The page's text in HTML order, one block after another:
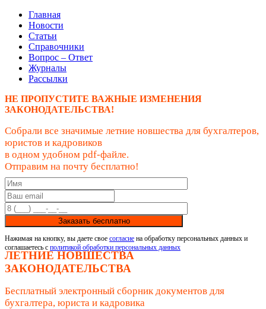
Главная
Новости
Статьи
Справочники
Вопрос – Ответ
Журналы
Рассылки
НЕ ПРОПУСТИТЕ ВАЖНЫЕ ИЗМЕНЕНИЯ
ЗАКОНОДАТЕЛЬСТВА!
Собрали все значимые летние новшества для бухгалтеров,
юристов и кадровиков
в одном удобном pdf-файле.
Отправим на почту бесплатно!
Заказать бесплатно
Нажимая на кнопку, вы даете свое согласие на обработку персональных данных и
соглашаетесь с политикой обработки персональных данных
ЛЕТНИЕ НОВШЕСТВА
ЗАКОНОДАТЕЛЬСТВА
Бесплатный электронный сборник документов для
бухгалтера, юриста и кадровика